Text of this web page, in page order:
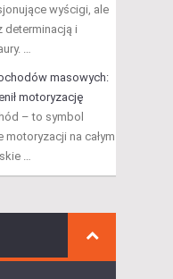
wyścigi, ale
determinacją i
…
masowych:
motoryzację
– to symbol
na całym
…